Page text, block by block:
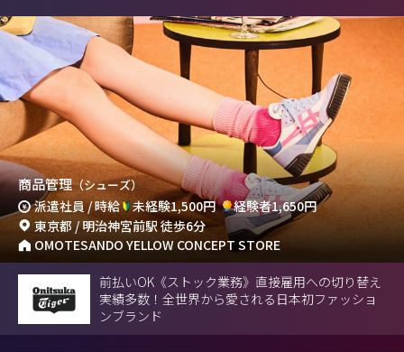
商品管理（シューズ）
派遣社員 / 時給 未経験1,500円
経験者1,650円
東京都 / 明治神宮前駅 徒歩6分
OMOTESANDO YELLOW CONCEPT STORE
前払いOK《ストック業務》直接雇用への切り替え
実績多数！全世界から愛される日本初ファッショ
ンブランド